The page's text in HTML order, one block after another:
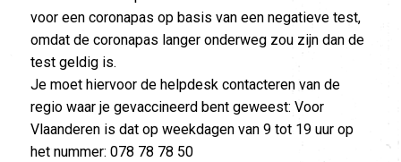
voor een coronapas op basis van een negatieve test,
omdat de coronapas langer onderweg zou zijn dan de
test geldig is.
Je moet hiervoor de helpdesk contacteren van de
regio waar je gevaccineerd bent geweest: Voor
Vlaanderen is dat op weekdagen van 9 tot 19 uur op
het nummer: 078 78 78 50